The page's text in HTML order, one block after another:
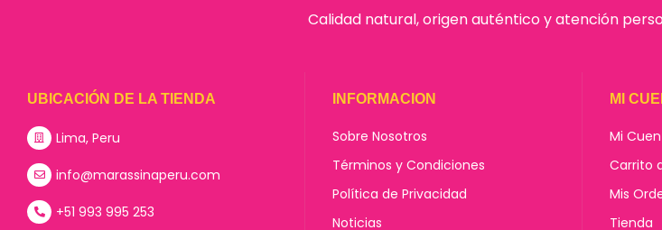
Calidad natural, origen auténtico y atención
UBICACIÓN DE LA TIENDA
Lima, Peru
info@marassinaperu.com
+51 993 995 253
INFORMACION
Sobre Nosotros
Términos y Condiciones
Política de Privacidad
Noticias
MI
Mi
Carrito
Mis
Tienda